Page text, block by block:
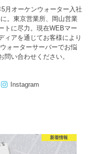
月オーケンウォーター入社
。東京営業所、岡山営業
トに尽力。現在WEBマー
ィアを通じてお客様により
ォーターサーバーでお悩
い合わせください。
Instagram
新着情報